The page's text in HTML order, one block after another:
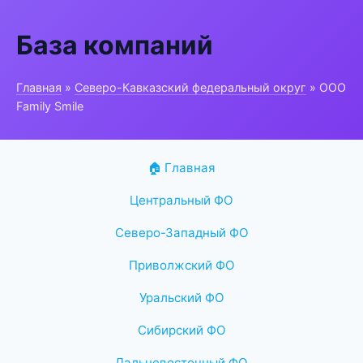
База компаний
Главная » Северо-Кавказский федеральный округ » ООО
Family Smile
🏠 Главная
Центральный ФО
Северо-Западный ФО
Приволжский ФО
Уральский ФО
Сибирский ФО